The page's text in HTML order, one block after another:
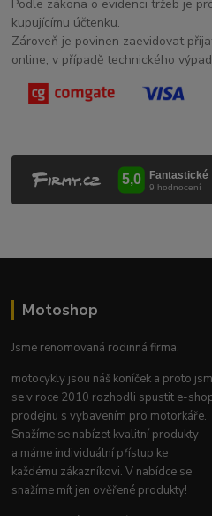
Podle zákona o evidenci tržeb je
kupujícímu účtenku.
Zároveň je povinen zaevidovat
online; v případě technického
Motoshop
Jsme renomovaná rodinná firma,
motocykly jsou náš koníček a proto
se v roce 2010 rozhodli spustit e-
prodejnu s vybavením pro motorkáře.
Snažíme se nabízet kvalitní produkty
a máme individuální přístup ke
každému zákazníkovi. V nabídce se
snažíme mít jen ověřené produkty!